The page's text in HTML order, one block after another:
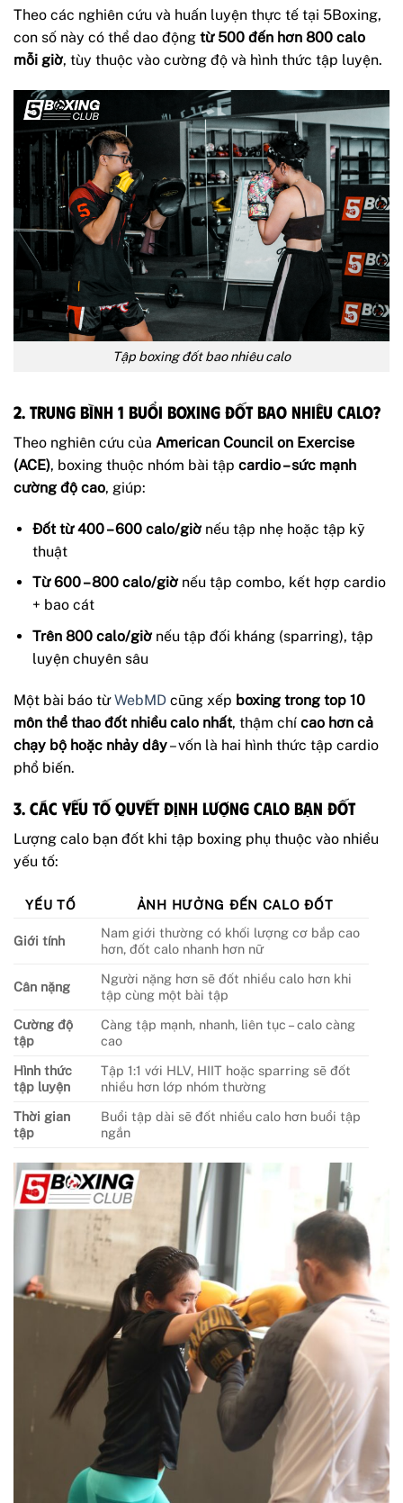
Theo các nghiên cứu và huấn luyện thực tế tại 5Boxing,
con số này có thể dao động từ 500 đến hơn 800 calo
mỗi giờ, tùy thuộc vào cường độ và hình thức tập luyện.
Tập boxing đốt bao nhiêu calo
2. Trung bình 1 buổi boxing đốt bao nhiêu calo?
Theo nghiên cứu của American Council on Exercise
(ACE), boxing thuộc nhóm bài tập cardio – sức mạnh
cường độ cao, giúp:
Đốt từ 400 – 600 calo/giờnếu tập nhẹ hoặc tập kỹ
thuật
Từ 600 – 800 calo/giờnếu tập combo, kết hợp cardio
+ bao cát
Trên 800 calo/giờnếu tập đối kháng (sparring), tập
luyện chuyên sâu
Một bài báo từWebMD cũng xếp boxing trong top 10
môn thể thao đốt nhiều calo nhất, thậm chí cao hơn cả
chạy bộ hoặc nhảy dây– vốn là hai hình thức tập cardio
phổ biến.
3. Các yếu tố quyết định lượng calo bạn đốt
Lượng calo bạn đốt khi tập boxing phụ thuộc vào nhiều
yếu tố:
YẾU TỐ ẢNH HƯỞNG ĐẾN CALO ĐỐT
Giới tính
Nam giới thường có khối lượng cơ bắp cao
hơn, đốt calo nhanh hơn nữ
Cân nặng
Người nặng hơn sẽ đốt nhiều calo hơn khi
tập cùng một bài tập
Cường độ
tập
Càng tập mạnh, nhanh, liên tục – calo càng
cao
Hình thức
tập luyện
Tập 1:1 với HLV, HIIT hoặc sparring sẽ đốt
nhiều hơn lớp nhóm thường
Thời gian
tập
Buổi tập dài sẽ đốt nhiều calo hơn buổi tập
ngắn